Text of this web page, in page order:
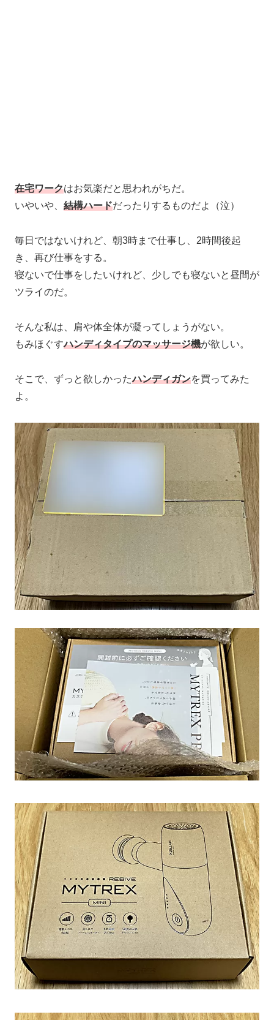
在宅ワークはお気楽だと思われがちだ。
いやいや、 結構ハードだったりするものだよ（泣）
毎日ではないけれど、朝3時まで仕事し、2時間後起
き、再び仕事をする。
寝ないで仕事をしたいけれど、少しでも寝ないと昼間が
ツライのだ。
そんな私は、肩や体全体が凝ってしょうがない。
もみほぐすハンディタイプのマッサージ機が欲しい。
そこで、ずっと欲しかったハンディガンを買ってみた
よ。